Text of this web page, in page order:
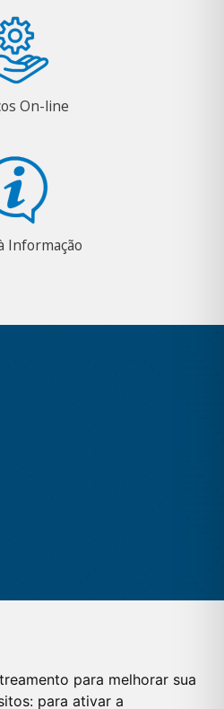
para melhorar sua
para ativar a
On-line
Informação